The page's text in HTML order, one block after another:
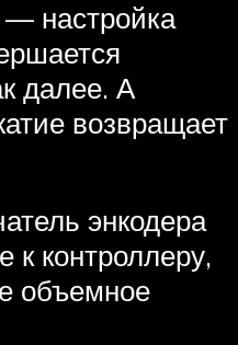
— настройка
далее. А
возвращает
энкодера
к контроллеру,
объемное